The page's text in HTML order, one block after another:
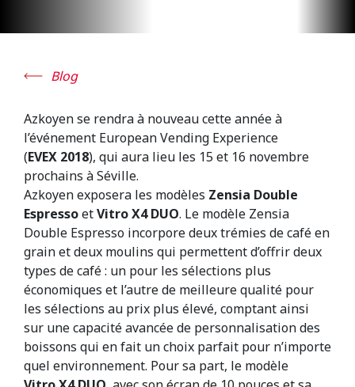
Blog
Azkoyen se rendra à nouveau cette année à
l’événement European Vending Experience
(EVEX 2018), qui aura lieu les 15 et 16 novembre
prochains à Séville.
Azkoyen exposera les modèles Zensia Double
EspressoetVitro X4 DUO. Le modèle Zensia
Double Espresso incorpore deux trémies de café en
grain et deux moulins qui permettent d’offrir deux
types de café : un pour les sélections plus
économiques et l’autre de meilleure qualité pour
les sélections au prix plus élevé, comptant ainsi
sur une capacité avancée de personnalisation des
boissons qui en fait un choix parfait pour n’importe
quel environnement. Pour sa part, le modèle